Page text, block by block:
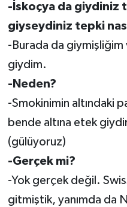
-İskoçya da giydiniz
giyseydiniz tepki
-Burada da giymişliğim
giydim.
-Neden?
-Smokinimin altındaki
bende altına etek
(gülüyoruz)
-Gerçek mi?
-Yok gerçek değil.
gitmiştik, yanımda da